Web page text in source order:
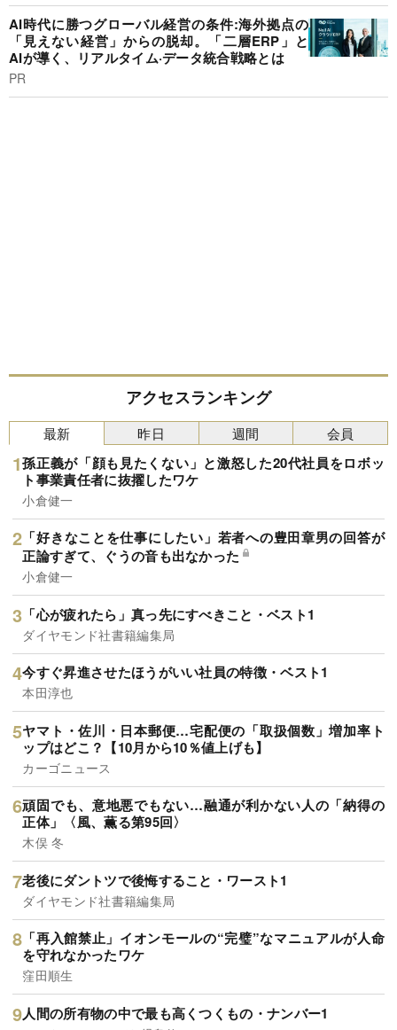
AI時代に勝つグローバル経営の条件:海外拠点の
「見えない経営」からの脱却。「二層ERP」と
AIが導く、リアルタイム·データ統合戦略とは
PR
アクセスランキング
最新
孫正義が「顔も見たくない」と激怒した20代社員をロボッ
ト事業責任者に抜擢したワケ
小倉健一
「好きなことを仕事にしたい」若者への豊田章男の回答が
正論すぎて、ぐうの音も出なかった
小倉健一
「心が疲れたら」真っ先にすべきこと・ベスト1
ダイヤモンド社書籍編集局
今すぐ昇進させたほうがいい社員の特徴・ベスト1
本田淳也
ヤマト・佐川・日本郵便…宅配便の「取扱個数」増加率ト
ップはどこ？【10月から10％値上げも】
カーゴニュース
頑固でも、意地悪でもない…融通が利かない人の「納得の
正体」〈風、薫る第95回〉
木俣 冬
老後にダントツで後悔すること・ワースト1
ダイヤモンド社書籍編集局
「再入館禁止」イオンモールの“完璧”なマニュアルが人命
を守れなかったワケ
窪田順生
人間の所有物の中で最も高くつくもの・ナンバー1
昨日 週間 会員